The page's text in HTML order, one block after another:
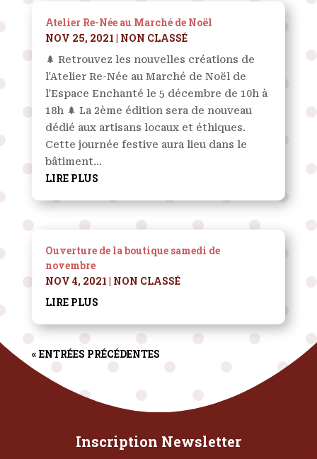
Atelier Re-Née au Marché de Noël
NOV 25, 2021 | NON CLASSÉ
🌲 Retrouvez les nouvelles créations de
l'Atelier Re-Née au Marché de Noël de
l'Espace Enchanté le 5 décembre de 10h à
18h 🌲 La 2ème édition sera de nouveau
dédié aux artisans locaux et éthiques.
Cette journée festive aura lieu dans le
bâtiment...
LIRE PLUS
Ouverture de la boutique samedi de
novembre
NOV 4, 2021 | NON CLASSÉ
LIRE PLUS
« ENTRÉES PRÉCÉDENTES
Inscription Newsletter